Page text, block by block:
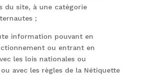
du site, à une catégorie
;
information pouvant en
ou entrant en
les lois nationales ou
avec les règles de la Nétiquette